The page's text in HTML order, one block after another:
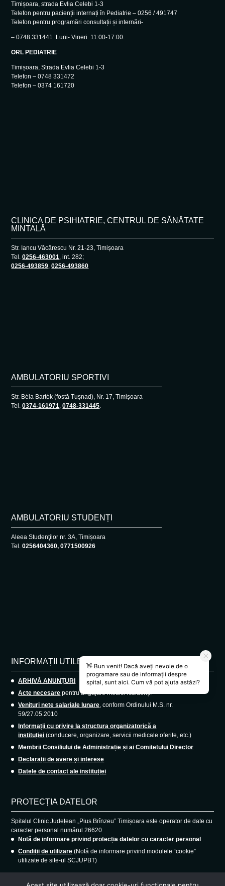
Timișoara, strada Evlia Celebi 1-3
Telefon pentru pacienții internați în Pediatrie – 0256 / 491747
Telefon pentru programări consultații și internări-
– 0748 331441 Luni- Vineri 11:00-17:00.
ORL PEDIATRIE
Timișoara, Strada Evlia Celebi 1-3
Telefon – 0748 331472
Telefon – 0374 161720
CLINICA DE PSIHIATRIE, CENTRUL DE SĂNĂTATE
MINTALĂ
Str. Iancu Văcărescu Nr. 21-23, Timișoara
Tel.0256-463001, int. 282;
0256-493859,0256-493860
AMBULATORIU SPORTIVI
Str. Béla Bartók (fostă Tușnad), Nr. 17, Timișoara
Tel.0374-161971,0748-331445.
AMBULATORIU STUDENȚI
Aleea Studenţilor nr. 3A, Timișoara
Tel.0256404360, 0771500926
INFORMAȚII UTILE
ARHIVĂ ANUNȚURI
Acte necesare pentru angajare medici rezidenți.
Venituri nete salariale lunare, conform Ordinului M.S. nr.
59/27.05.2010
Informații cu privire la structura organizatorică a
instituției (conducere, organizare, servicii medicale oferite, etc.)
Membrii Consiliului de Administrație și ai Comitetului Director
Declarații de avere și interese
Datele de contact ale instituției
PROTECȚIA DATELOR
Spitalul Clinic Județean „Pius Brînzeu” Timișoara este operator de date cu
caracter personal numărul 26620
Notă de informare privind protecția datelor cu caracter personal
Condiții de utilizare (Notă de informare privind modulele “cookie”
utilizate de site-ul SCJUPBT)